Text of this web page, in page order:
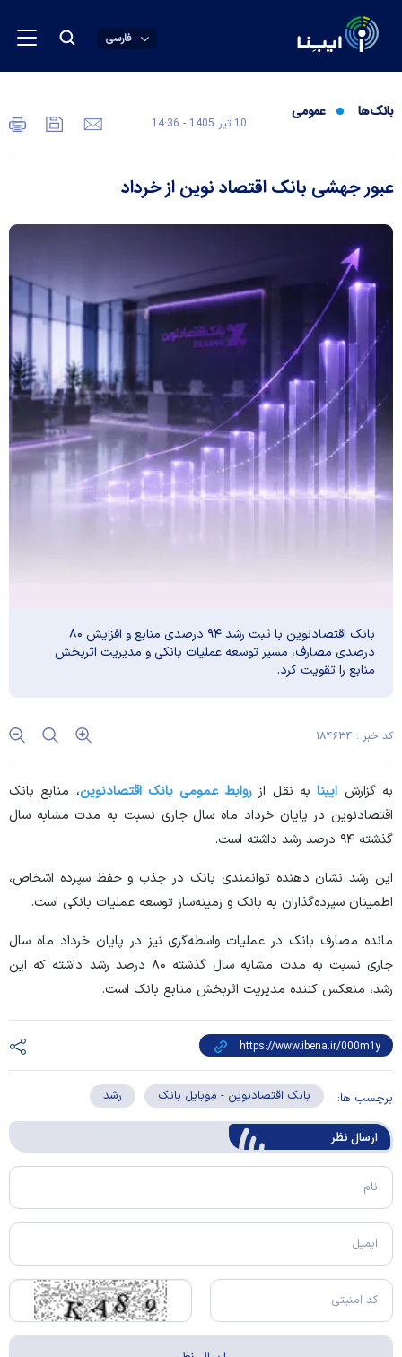
فارسی
بانک‌ها عمومی
10 تير 1405 - 14:36
عبور جهشی بانک اقتصاد نوین از خرداد
بانک اقتصادنوین با ثبت رشد ۹۴ درصدی منابع و افزایش ۸۰
درصدی مصارف، مسیر توسعه عملیات بانکی و مدیریت اثربخش
منابع را تقویت کرد.
کد خبر : ۱۸۴۶۳۴
به گزارش ایبنا به نقل از روابط عمومی بانک اقتصادنوین، منابع بانک
اقتصادنوین در پایان خرداد ماه سال جاری نسبت به مدت مشابه سال
گذشته ۹۴ درصد رشد داشته است.
این رشد نشان دهنده توانمندی بانک در جذب و حفظ سپرده اشخاص،
اطمینان سپرده‌گذاران به بانک و زمینه‌ساز توسعه عملیات بانکی است.
مانده مصارف بانک در عملیات واسطه‌گری نیز در پایان خرداد ماه سال
جاری نسبت به مدت مشابه سال گذشته ۸۰ درصد رشد داشته که این
رشد، منعکس کننده مدیریت اثربخش منابع بانک است.
برچسب ها: بانک اقتصادنوین - موبایل بانک رشد
ارسال‌ نظر